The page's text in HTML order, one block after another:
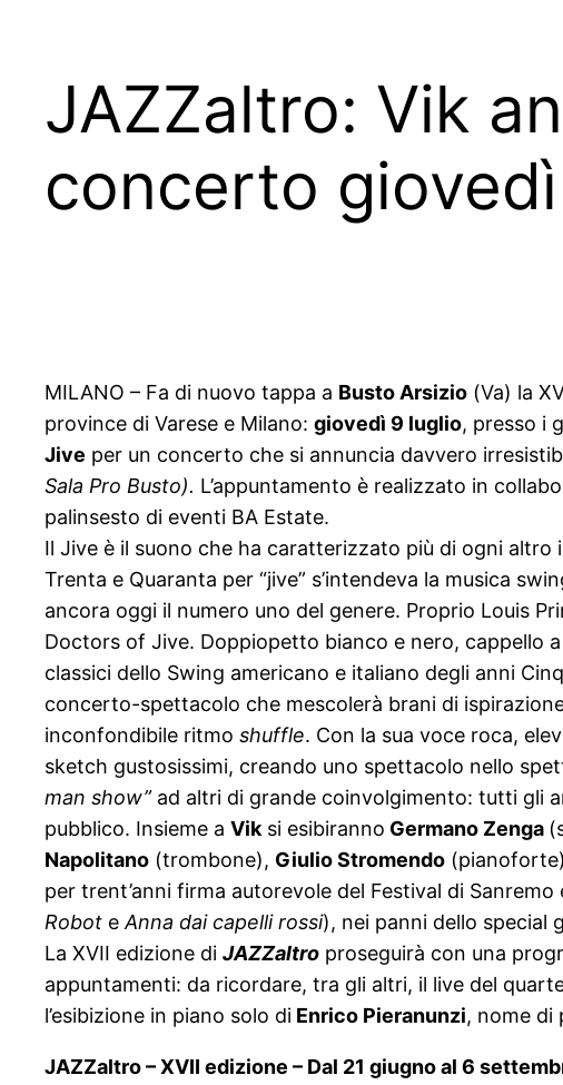
JAZZaltro: Vik
concerto
MILANO – Fa di nuovo tappa a Busto Arsizio (Va) la
province di Varese e Milano: giovedì 9 luglio, presso i
Jive per un concerto che si annuncia davvero
Sala Pro Busto). L’appuntamento è realizzato in
palinsesto di eventi BA Estate.
Il Jive è il suono che ha caratterizzato più di ogni altro
Trenta e Quaranta per “jive” s’intendeva la musica
ancora oggi il numero uno del genere. Proprio Louis
Doctors of Jive. Doppiopetto bianco e nero, cappello a
classici dello Swing americano e italiano degli anni
concerto-spettacolo che mescolerà brani di
inconfondibile ritmo shuffle. Con la sua voce roca,
sketch gustosissimi, creando uno spettacolo nello
man show”ad altri di grande coinvolgimento: tutti gli
pubblico. Insieme a Viksi esibiranno Germano Zenga
Napolitano (trombone), Giulio Stromendo
per trent’anni firma autorevole del Festival di
Robot eAnna dai capelli rossi), nei panni dello special
La XVII edizione di JAZZaltro proseguirà con una
appuntamenti: da ricordare, tra gli altri, il live del
l’esibizione in piano solo di Enrico Pieranunzi, nome di
JAZZaltro–XVII edizione – Dal 21 giugno al 6